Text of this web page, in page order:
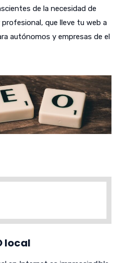
de la necesidad de
que lleve tu web a
autónomos y empresas de el
local